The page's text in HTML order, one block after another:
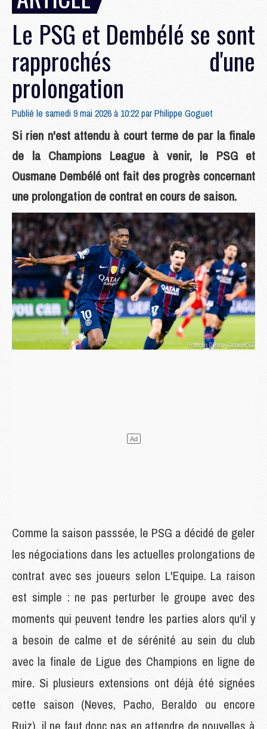
Le PSG et Dembélé se sont
rapprochés d'une
prolongation
Publié le samedi 9 mai 2026 à 10:22 parPhilippe Goguet
Si rien n'est attendu à court terme de par la finale
de la Champions League à venir, le PSG et
Ousmane Dembélé ont fait des progrès concernant
une prolongation de contrat en cours de saison.
Comme la saison passsée, le PSG a décidé de geler
les négociations dans les actuelles prolongations de
contrat avec ses joueurs selon L'Equipe. La raison
est simple : ne pas perturber le groupe avec des
moments qui peuvent tendre les parties alors qu'il y
a besoin de calme et de sérénité au sein du club
avec la finale de Ligue des Champions en ligne de
mire. Si plusieurs extensions ont déjà été signées
cette saison (Neves, Pacho, Beraldo ou encore
Ruiz), il ne faut donc pas en attendre de nouvelles à